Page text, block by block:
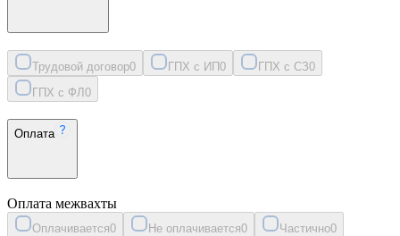
Трудовой договор0 ГПХ с ИП0 ГПХ с СЗ0
ГПХ с ФЛ 0
Оплата
Оплата межвахты
Оплачивается0 Не оплачивается0 Частично0